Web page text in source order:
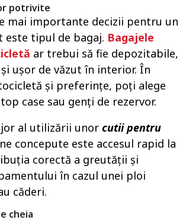
potrivite
mai importante decizii pentru un
tipul de bagaj. Bagajele
ar trebui să fie depozitabile,
ușor de văzut în interior. În
și preferințe, poți alege
case sau genți de rezervor.
al utilizării unor cutii pentru
concepute este accesul rapid la
corectă a greutății și
în cazul unei ploi
căderi.
cheia